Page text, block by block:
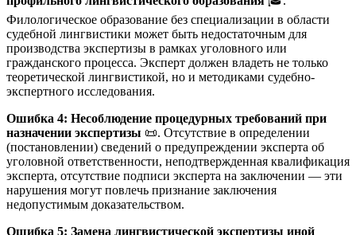
Филологическое образование без специализации в области
судебной лингвистики может быть недостаточным для
производства экспертизы в рамках уголовного или
гражданского процесса. Эксперт должен владеть не только
теоретической лингвистикой, но и методиками судебно-
экспертного исследования.
Ошибка 4: Несоблюдение процедурных требований при
назначении экспертизы 📜. Отсутствие в определении
(постановлении) сведений о предупреждении эксперта об
уголовной ответственности, неподтвержденная квалификация
эксперта, отсутствие подписи эксперта на заключении — эти
нарушения могут повлечь признание заключения
недопустимым доказательством.
Ошибка 5: Замена лингвистической экспертизы иной